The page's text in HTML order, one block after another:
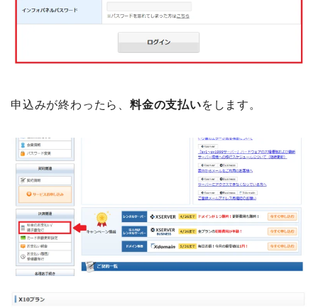
申込みが終わったら、 料金の支払いをします。